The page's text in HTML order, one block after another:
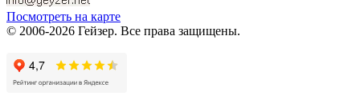
Посмотреть на карте
© 2006-2026 Гейзер. Все права защищены.